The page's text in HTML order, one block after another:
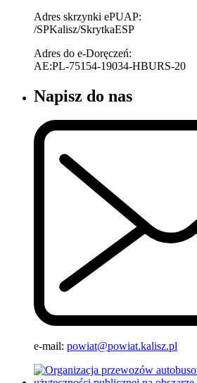
Adres skrzynki ePUAP:
/SPKalisz/SkrytkaESP
Adres do e-Doręczeń:
AE:PL-75154-19034-HBURS-20
Napisz do nas
e-mail: powiat@powiat.kalisz.pl